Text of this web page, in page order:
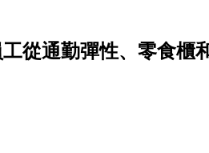
從通勤彈性、零食櫃